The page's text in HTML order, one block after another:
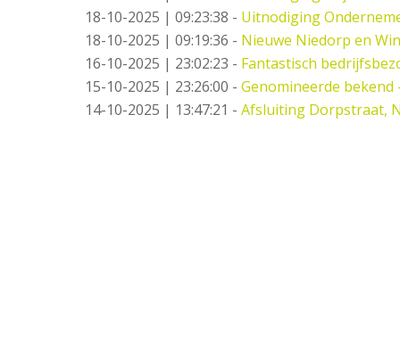
18-10-2025 | 09:23:38 - Uitnodiging
18-10-2025 | 09:19:36 - Nieuwe Niedorp en
16-10-2025 | 23:02:23 - Fantastisch
15-10-2025 | 23:26:00 - Genomineerde bekend
14-10-2025 | 13:47:21 - Afsluiting Dorpstraat,